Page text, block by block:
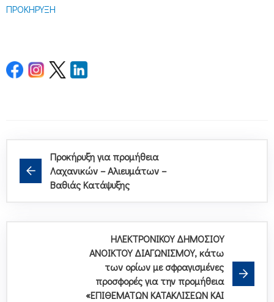
ΠΡΟΚΗΡΥΞΗ
Προκήρυξη για προμήθεια
Λαχανικών – Αλιευμάτων –
Βαθιάς Κατάψυξης
ΗΛΕΚΤΡΟΝΙΚΟΥ ΔΗΜΟΣΙΟΥ
ΑΝΟΙΚΤΟΥ ΔΙΑΓΩΝΙΣΜΟΥ, κάτω
των ορίων με σφραγισμένες
προσφορές για την προμήθεια
«ΕΠΙΘΕΜΑΤΩΝ ΚΑΤΑΚΛΙΣΕΩΝ ΚΑΙ